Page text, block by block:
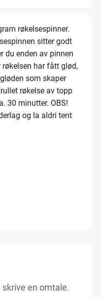
røkelsespinner.
sitter godt
du enden av pinnen
røkelsen har fått glød,
som skaper
røkelse av topp
30 minutter. OBS!
og la aldri tent